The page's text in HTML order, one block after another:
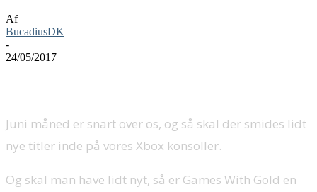
Af
BucadiusDK
-
24/05/2017
Juni måned er snart over os, og så skal der smides lidt
nye titler inde på vores Xbox konsoller.
Og skal man have lidt nyt, så er Games With Gold en